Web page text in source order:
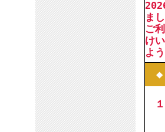
ま
ご
け
よ
◆
１